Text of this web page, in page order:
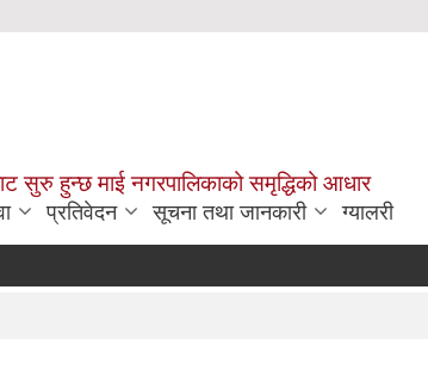
सुरु हुन्छ माई नगरपालिकाको समृद्धिको आधार
प्रतिवेदन सूचना तथा जानकारी ग्यालरी